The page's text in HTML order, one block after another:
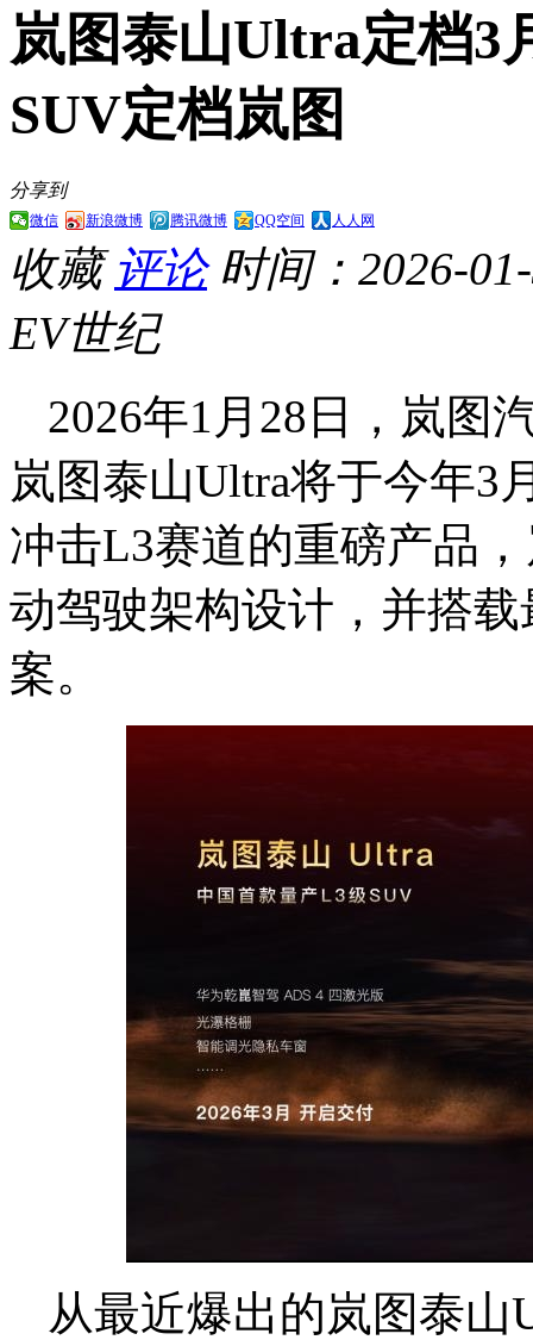
岚图泰山Ultra定档3
SUV定档岚图
分享到
微信 新浪微博 腾讯微博 QQ空间 人人网
收藏 评论 时间：2026-
EV世纪
2026年1月28日，岚图
岚图泰山Ultra将于今年3
冲击L3赛道的重磅产品
动驾驶架构设计，并搭
案。
从最近爆出的岚图泰